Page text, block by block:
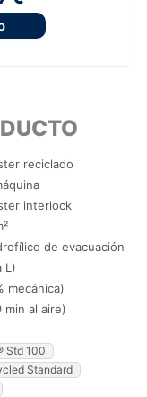
reciclado
interlock
de evacuación
L)
mecánica)
min al aire)
Std 100
Standard